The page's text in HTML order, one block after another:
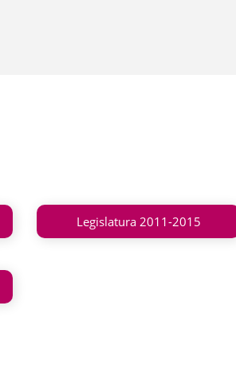
Legislatura 2011-2015